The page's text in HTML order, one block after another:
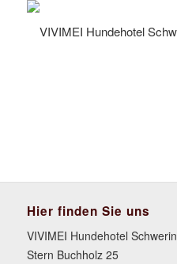
Hier finden Sie uns
VIVIMEI Hundehotel Schwerin
Stern Buchholz 25